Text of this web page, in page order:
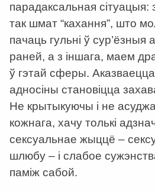
парадаксальная сітуацыя:
так шмат “кахання”, што
пачаць гульні ў сур’ёзныя
раней, а з іншага, маем
ў гэтай сферы.
адносіны становіцца
Не крытыкуючы і не
кожнага, хачу толькі
сексуальнае жыццё –
шлюбу – і слабое
паміж сабой.